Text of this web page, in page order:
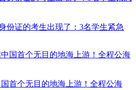
份证的考生出现了：3名学生紧急
首个无目的地海上游！全程公海